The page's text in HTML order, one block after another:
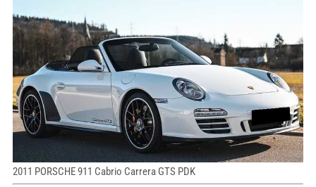
2011 PORSCHE 911 Cabrio Carrera GTS PDK